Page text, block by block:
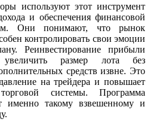
используют этот инструмент
и обеспечения финансовой
Они понимают, что рынок
контролировать свои эмоции
Реинвестирование прибыли
увеличить размер лота без
средств извне. Это
на трейдера и повышает
системы. Программа
такому взвешенному и